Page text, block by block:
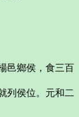
邑鄉侯，食三百
列侯位。元和二